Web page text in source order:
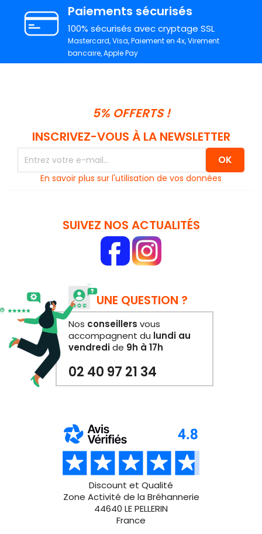
Paiements sécurisés
100% sécurisés avec cryptage SSL
Mastercard, Visa, Paiement en 4x, Virement
bancaire, Apple Pay
5% OFFERTS !
INSCRIVEZ-VOUS À LA NEWSLETTER
En savoir plus sur l'utilisation de vos données
SUIVEZ NOS ACTUALITÉS
UNE QUESTION ?
Nos conseillers vous
accompagnent du lundi au
vendredide 9h à 17h
02 40 97 21 34
Discount et Qualité
Zone Activité de la Bréhannerie
44640 LE PELLERIN
France